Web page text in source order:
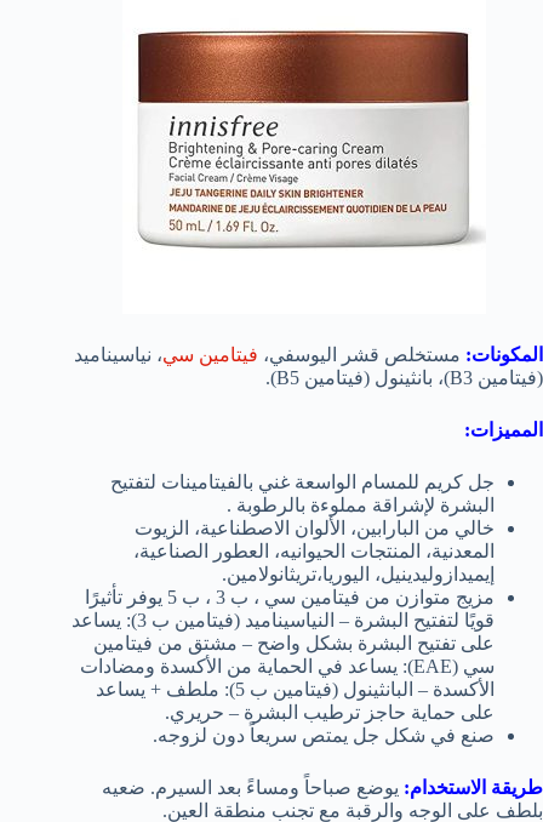
المكونات: مستخلص قشر اليوسفي، فيتامين سي، نياسيناميد
(فيتامين B3)، بانثينول (فيتامين B5).
المميزات:
جل كريم للمسام الواسعة غني بالفيتامينات لتفتيح
البشرة لإشراقة مملوءة بالرطوبة .
خالي من البارابين، الألوان الاصطناعية، الزيوت
المعدنية، المنتجات الحيوانيه، العطور الصناعية،
إيميدازوليدينيل، اليوريا،تريثانولامين.
مزيج متوازن من فيتامين سي ، ب 3 ، ب 5 يوفر تأثيرًا
قويًا لتفتيح البشرة
– النياسيناميد (فيتامين ب 3): يساعد
على تفتيح البشرة بشكل واضح – مشتق من فيتامين
سي (EAE): يساعد في الحماية من الأكسدة ومضادات
الأكسدة
– البانثينول (فيتامين ب 5): ملطف + يساعد
على حماية حاجز ترطيب البشرة – حريري.
صنع في شكل جل يمتص سريعاً دون لزوجه.
طريقة الاستخدام: يوضع صباحاً ومساءً بعد السيرم. ضعيه
بلطف على الوجه والرقبة مع تجنب منطقة العين.